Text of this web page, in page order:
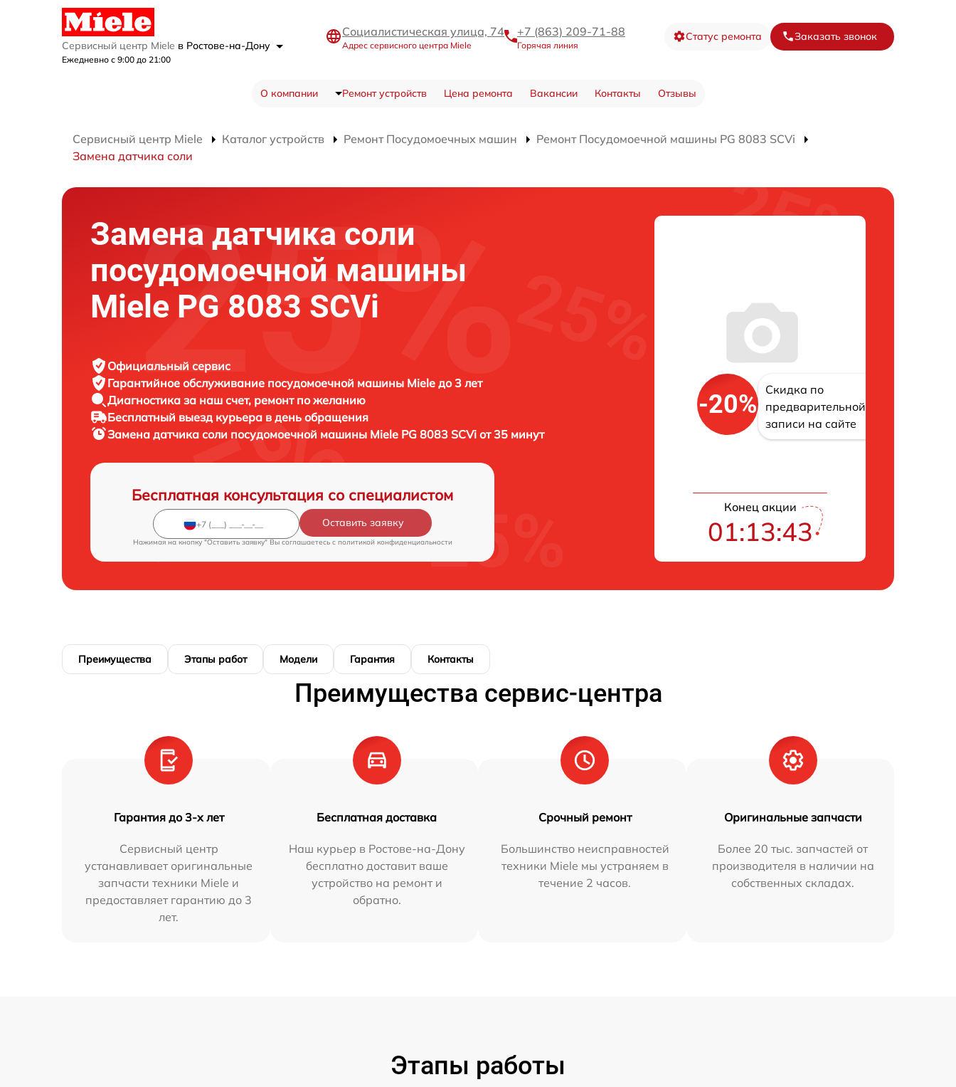
Сервисный центр Miele в Ростове-на-Дону
Ежедневно с 9:00 до 21:00
Социалистическая улица, 74
Адрес сервисного центра Miele
+7 (863) 209-71-88
Горячая линия
Статус ремонта Заказать звонок
О компании Ремонт устройств Цена ремонта Вакансии Контакты Отзывы
Сервисный центр Miele Каталог устройств Ремонт Посудомоечных машин
Ремонт Посудомоечной машины PG 8083 SCVi
Замена датчика соли
Замена датчика соли
посудомоечной машины
Miele PG 8083 SCVi
Официальный сервис
Гарантийное обслуживание посудомоечной машины Miele до 3 лет
Диагностика за наш счет, ремонт по желанию
Бесплатный выезд курьера в день обращения
Замена датчика соли посудомоечной машины Miele PG 8083 SCVi от 35 минут
Бесплатная консультация со специалистом
Оставить заявку
Нажимая на кнопку "Оставить заявку" Вы соглашаетесь c политикой конфиденциальности
-20%
Скидка по
предварительной
записи на сайте
Конец акции
01:13:42
Преимущества Этапы работ Модели Гарантия Контакты
Преимущества сервис-центра
Гарантия до 3-х лет
Сервисный центр
устанавливает оригинальные
запчасти техники Miele и
предоставляет гарантию до 3
лет.
Бесплатная доставка
Наш курьер в Ростове-на-Дону
бесплатно доставит ваше
устройство на ремонт и
обратно.
Срочный ремонт
Большинство неисправностей
техники Miele мы устраняем в
течение 2 часов.
Оригинальные запчасти
Более 20 тыс. запчастей от
производителя в наличии на
собственных складах.
Этапы работы